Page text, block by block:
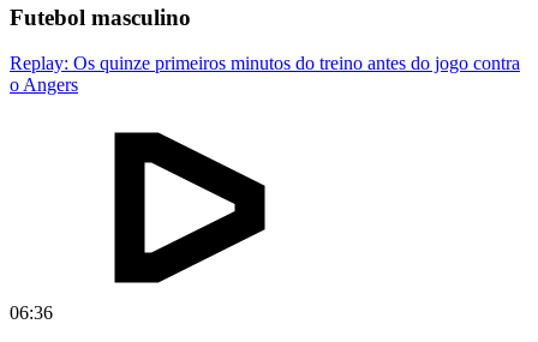
Futebol masculino
Replay: Os quinze primeiros minutos do treino antes do jogo contra
o Angers
06:36